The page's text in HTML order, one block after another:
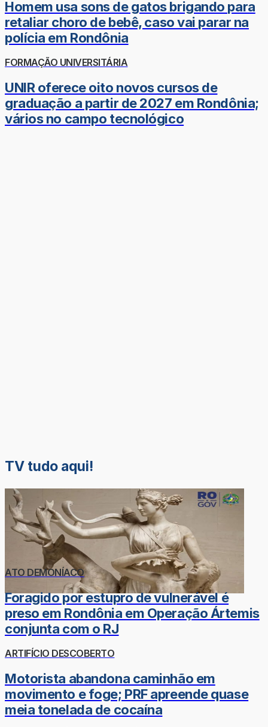
Homem usa sons de gatos brigando para
retaliar choro de bebê, caso vai parar na
polícia em Rondônia
FORMAÇÃO UNIVERSITÁRIA
UNIR oferece oito novos cursos de
graduação a partir de 2027 em Rondônia;
vários no campo tecnológico
TV tudo aqui!
ATO DEMONÍACO
Foragido por estupro de vulnerável é
preso em Rondônia em Operação Ártemis
conjunta com o RJ
ARTIFÍCIO DESCOBERTO
Motorista abandona caminhão em
movimento e foge; PRF apreende quase
meia tonelada de cocaína